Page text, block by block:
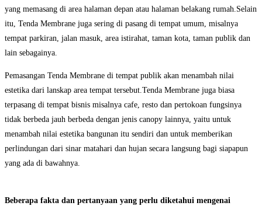
yang memasang di area halaman depan atau halaman belakang rumah.Selain
itu, Tenda Membrane juga sering di pasang di tempat umum, misalnya
tempat parkiran, jalan masuk, area istirahat, taman kota, taman publik dan
lain sebagainya.
Pemasangan Tenda Membrane di tempat publik akan menambah nilai
estetika dari lanskap area tempat tersebut.Tenda Membrane juga biasa
terpasang di tempat bisnis misalnya cafe, resto dan pertokoan fungsinya
tidak berbeda jauh berbeda dengan jenis canopy lainnya, yaitu untuk
menambah nilai estetika bangunan itu sendiri dan untuk memberikan
perlindungan dari sinar matahari dan hujan secara langsung bagi siapapun
yang ada di bawahnya.
Beberapa fakta dan pertanyaan yang perlu diketahui mengenai